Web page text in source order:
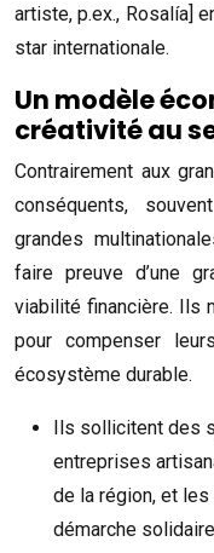
artiste, p.ex., Rosalía]
star internationale.
Un modèle
créativité au
Contrairement aux
conséquents,
grandes
faire preuve d’une
viabilité financière. Ils
pour compenser
écosystème durable.
Ils sollicitent des
entreprises
de la région, et
démarche